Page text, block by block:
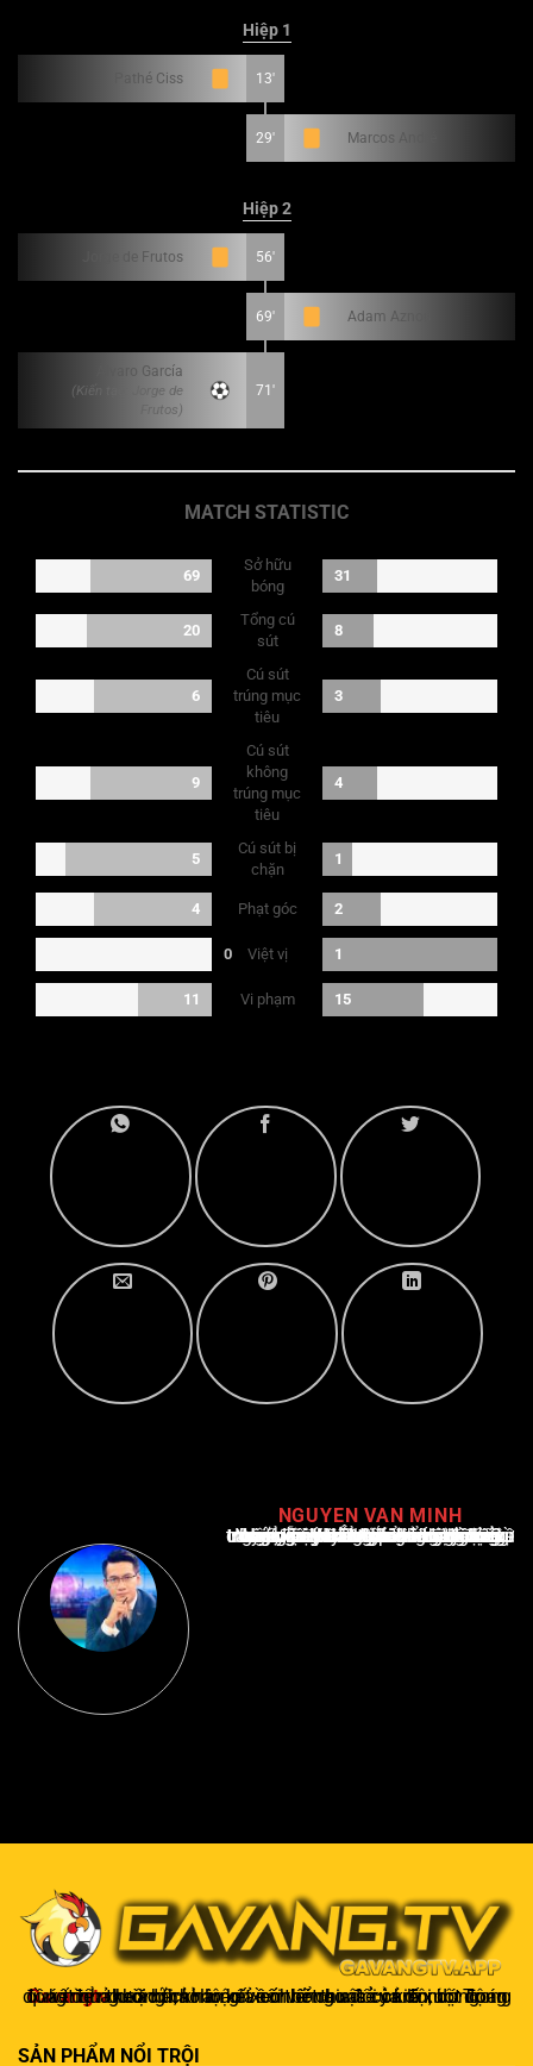
Hiệp 1
Pathé Ciss 13'
29' Marcos André
Hiệp 2
Jorge de Frutos 56'
69' Adam Aznou
Álvaro García
(Kiến tạo: Jorge de
Frutos)
71'
MATCH STATISTIC
69
Sở hữu
bóng
31
20
Tổng cú
sút
8
6
Cú sút
trúng mục
tiêu
3
9
Cú sút
không
trúng mục
tiêu
4
5
Cú sút bị
chặn
1
4 Phạt góc 2
0 Việt vị 1
11 Vi phạm 15
NGUYEN VAN MINH
Nguyễn Văn Minh là một trong những chuyên gia hàng đầu về báo cáo tin tức thể thao tại Việt Nam, với hơn 10 năm hoạt động trong ngành. Ông có kiến thức sâu rộng và kinh nghiệm đáng kể trong việc phân tích và báo cáo về các sự kiện thể thao hàng đầu. Sự hiểu biết sâu sắc của ông về ngành này đã giúp ông xây dựng uy tín và danh tiếng trong cộng đồng báo chí thể thao.
Gavangtv
không chỉ là nơi xem bóng mà còn là một cộng đồng để người hâm mộ kết nối và trao đổi cảm xúc. Trong quá trình theo dõi, khán giả có thể chia sẻ ý kiến, dự đoán kết quả hoặc thảo luận về chiến thuật của đội bóng.
SẢN PHẨM NỔI TRỘI